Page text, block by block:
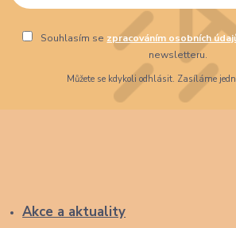
Souhlasím se zpracováním osobních
newsletteru.
Můžete se kdykoli odhlásit. Zasíláme
Akce a aktuality